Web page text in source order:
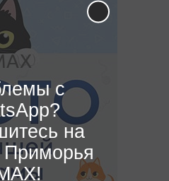
с
на
Приморья